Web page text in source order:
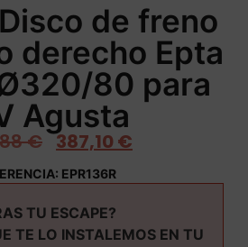
de freno
derecho Epta
80 para
Agusta
€ 387,10 €
EPR136R
TU ESCAPE?
TE LO INSTALEMOS EN TU